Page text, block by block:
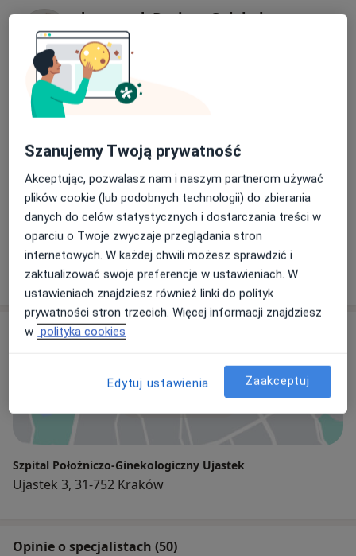
dr n. med. Dariusz Gołąbek
Ginekolog
dr n. med. Andrzej Piotr Jaworowski
381 opinii
lek. Jerzy Krzewiński
Ginekolog
69 opinii
+ 3 Specjaliści
Adres
Powiększ mapę
Szpital Położniczo-Ginekologiczny Ujastek
Ujastek 3, 31-752 Kraków
Opinie o specjalistach (50)
Szanujemy Twoją prywatność
Akceptując, pozwalasz nam i naszym partnerom używać
plików cookie (lub podobnych technologii) do zbierania
danych do celów statystycznych i dostarczania treści w
oparciu o Twoje zwyczaje przeglądania stron
internetowych. W każdej chwili możesz sprawdzić i
zaktualizować swoje preferencje w ustawieniach. W
ustawieniach znajdziesz również linki do polityk
prywatności stron trzecich. Więcej informacji znajdziesz
w polityka cookies
Edytuj ustawienia Zaakceptuj